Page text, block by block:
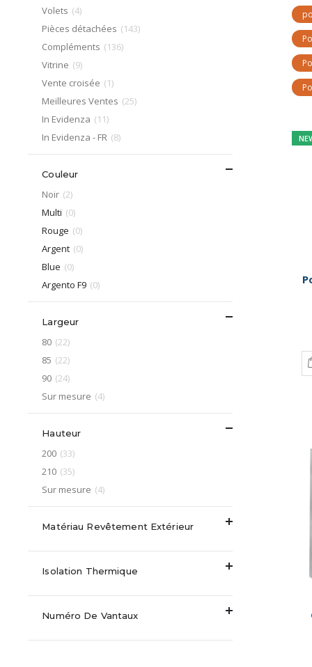
Volets 4article
Pièces détachées
143article
Compléments
136article
Vitrine
9article
Vente croisée
1article
Meilleures Ventes
25article
In Evidenza
11article
In Evidenza - FR
8article
Couleur
Noir 2article
Multi
0articles
Rouge
0articles
Argent 0articles
Blue
0articles
Argento F9 0articles
Largeur
80 22article
85
22article
90 24article
Sur mesure 4article
Hauteur
200 33article
210 35article
Sur mesure 4article
Matériau Revêtement Extérieur
Isolation Thermique
Numéro De Vantaux